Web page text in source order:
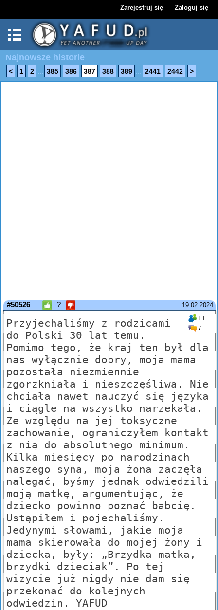
Zarejestruj się Zaloguj się
Najnowsze historie
< 1 2 ... 385 386 387 388 389 ... 2441 2442 >
19.02.2024
#50526 ?
11
7
Przyjechaliśmy z rodzicami
do Polski 30 lat temu.
Pomimo tego, że kraj ten był dla
nas wyłącznie dobry, moja mama
pozostała niezmiennie
zgorzkniała i nieszczęśliwa. Nie
chciała nawet nauczyć się języka
i ciągle na wszystko narzekała.
Ze względu na jej toksyczne
zachowanie, ograniczyłem kontakt
z nią do absolutnego minimum.
Kilka miesięcy po narodzinach
naszego syna, moja żona zaczęła
nalegać, byśmy jednak odwiedzili
moją matkę, argumentując, że
dziecko powinno poznać babcię.
Ustąpiłem i pojechaliśmy.
Jedynymi słowami, jakie moja
mama skierowała do mojej żony i
dziecka, były: „Brzydka matka,
brzydki dzieciak”. Po tej
wizycie już nigdy nie dam się
przekonać do kolejnych
odwiedzin. YAFUD